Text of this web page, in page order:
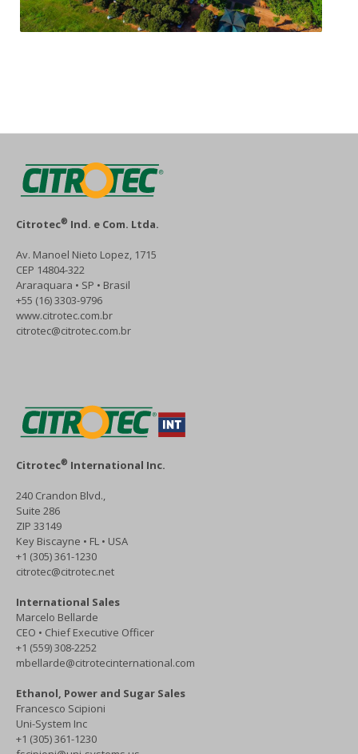
Citrotec® Ind. e Com. Ltda.
Av. Manoel Nieto Lopez, 1715
CEP 14804-322
Araraquara • SP • Brasil
+55 (16) 3303-9796
www.citrotec.com.br
citrotec@citrotec.com.br
Citrotec® International Inc.
240 Crandon Blvd.,
Suite 286
ZIP 33149
Key Biscayne • FL • USA
+1 (305) 361-1230
citrotec@citrotec.net
International Sales
Marcelo Bellarde
CEO • Chief Executive Officer
+1 (559) 308-2252
mbellarde@citrotecinternational.com
Ethanol, Power and Sugar Sales
Francesco Scipioni
Uni-System Inc
+1 (305) 361-1230